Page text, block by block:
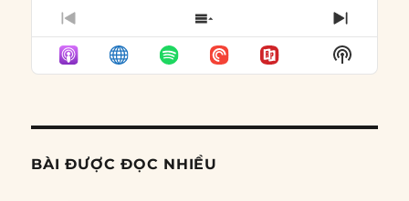
PREVIOUS
EPISODE
SHOW
EPISODES
LIST
NEXT
Show
Podcast
BÀI ĐƯỢC ĐỌC NHIỀU